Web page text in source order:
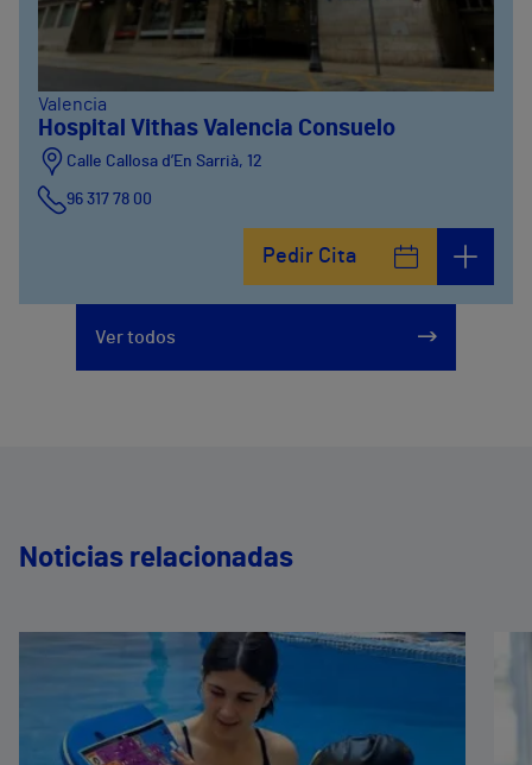
Valencia
Hospital Vithas Valencia Consuelo
Calle Callosa d’En Sarrià, 12
96 317 78 00
Pedir Cita
Ver todos
Noticias relacionadas